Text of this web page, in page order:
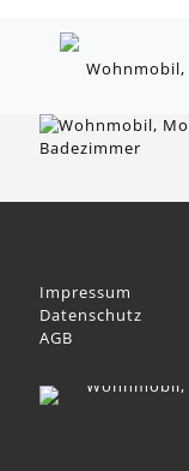
Impressum
Datenschutz
AGB